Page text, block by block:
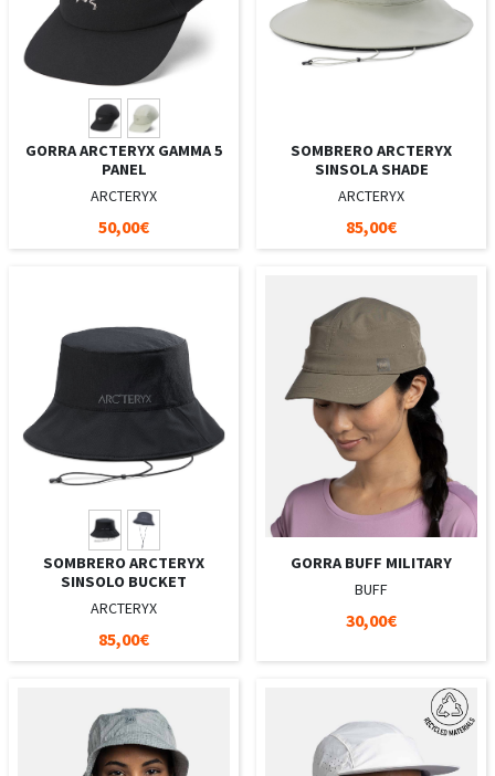
GORRA ARCTERYX GAMMA 5
PANEL
ARCTERYX
50,00€
SOMBRERO ARCTERYX
SINSOLA SHADE
ARCTERYX
85,00€
SOMBRERO ARCTERYX
SINSOLO BUCKET
ARCTERYX
85,00€
GORRA BUFF MILITARY
BUFF
30,00€